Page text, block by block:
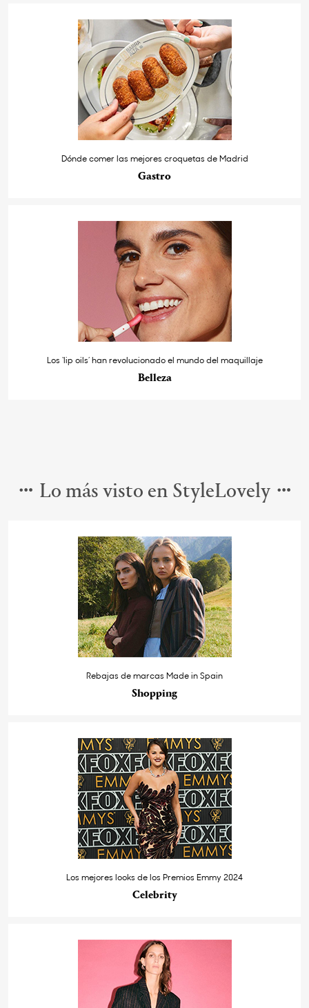
Dónde comer las mejores croquetas de Madrid
Gastro
Los ‘lip oils’ han revolucionado el mundo del maquillaje
Belleza
Lo más visto en StyleLovely
Rebajas de marcas Made in Spain
Shopping
Los mejores looks de los Premios Emmy 2024
Celebrity